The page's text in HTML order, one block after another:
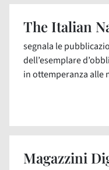
The Italian
segnala le
dell’esemplare
in ottemperanza alle
Magazzini